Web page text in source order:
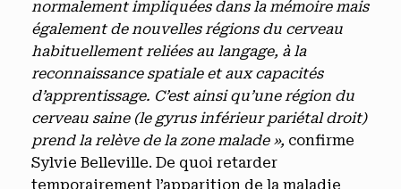
normalement impliquées dans la mémoire mais
également de nouvelles régions du cerveau
habituellement reliées au langage, à la
reconnaissance spatiale et aux capacités
d’apprentissage. C’est ainsi qu’une région du
cerveau saine (le gyrus inférieur pariétal droit)
prend la relève de la zone malade », confirme
Sylvie Belleville. De quoi retarder
temporairement l’apparition de la maladie